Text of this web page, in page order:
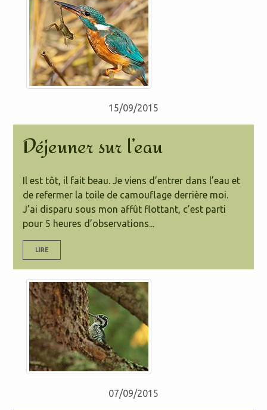
15/09/2015
Déjeuner sur l’eau
Il est tôt, il fait beau. Je viens d’entrer dans l’eau et
de refermer la toile de camouflage derrière moi.
J’ai disparu sous mon affût flottant, c’est parti
pour 5 heures d’observations...
LIRE
07/09/2015